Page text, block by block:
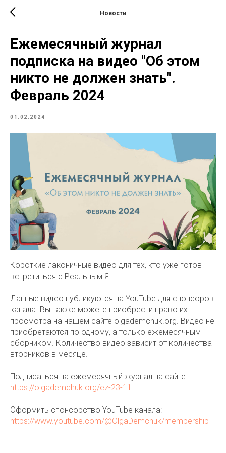
Новости
Ежемесячный журнал
подписка на видео "Об этом
никто не должен знать".
Февраль 2024
01.02.2024
Короткие лаконичные видео для тех, кто уже готов
встретиться с Реальным Я.
Данные видео публикуются на YouTube для спонсоров
канала. Вы также можете приобрести право их
просмотра на нашем сайте olgademchuk.org. Видео не
приобретаются по одному, а только ежемесячным
сборником. Количество видео зависит от количества
вторников в месяце.
Подписаться на ежемесячный журнал на сайте:
https://olgademchuk.org/ez-23-11
Оформить спонсорство YouTube канала:
https://www.youtube.com/@OlgaDemchuk/membership